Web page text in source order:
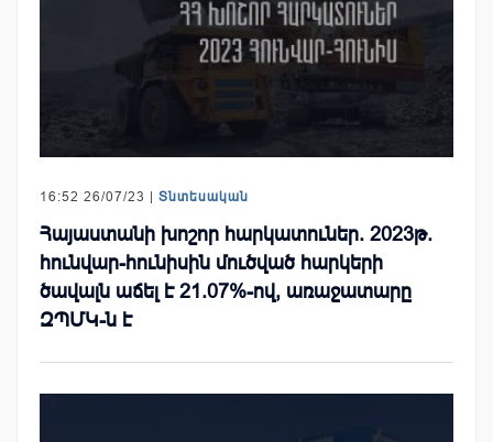
16:52 26/07/23 | Տնտեսական
Հայաստանի խոշոր հարկատուներ. 2023թ.
հունվար-հունիսին մուծված հարկերի
ծավալն աճել է 21.07%-ով, առաջատարը
ԶՊՄԿ-ն է